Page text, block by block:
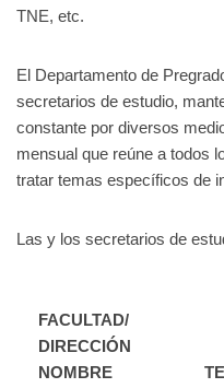
TNE, etc.
El Departamento de
secretarios de estudio,
constante por diversos
mensual que reúne a todos
tratar temas específicos de
Las y los secretarios de
FACULTAD/
DIRECCIÓN
NOMBRE